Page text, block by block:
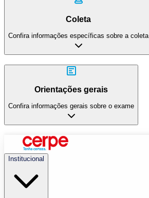
Coleta
Confira informações específicas sobre a coleta
Orientações gerais
Confira informações gerais sobre o exame
Institucional